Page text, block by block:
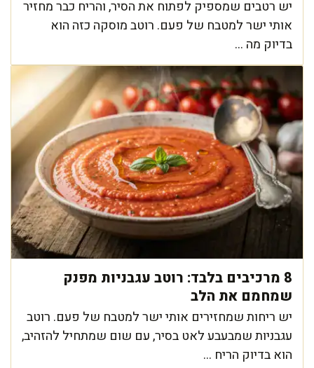
יש רטבים שמספיק לפתוח את הסיר, והריח כבר מחזיר
אותי ישר למטבח של פעם. רוטב מוסקה כזה הוא
בדיוק מה ...
8 מרכיבים בלבד: רוטב עגבניות מפנק
שמחמם את הלב
יש ריחות שמחזירים אותי ישר למטבח של פעם. רוטב
עגבניות שמבעבע לאט בסיר, עם שום שמתחיל להזהיב,
הוא בדיוק הריח ...